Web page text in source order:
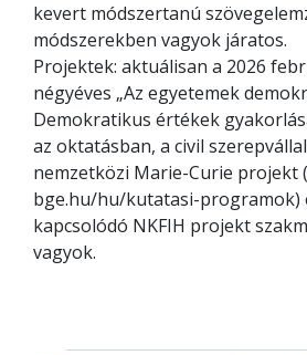
kevert módszertanú
módszerekben vagyok járatos.
Projektek: aktuálisan a 2026
négyéves „Az egyetemek
Demokratikus értékek
az oktatásban, a civil
nemzetközi Marie-Curie projekt
bge.hu/hu/kutatasi-programok)
kapcsolódó NKFIH projekt
vagyok.